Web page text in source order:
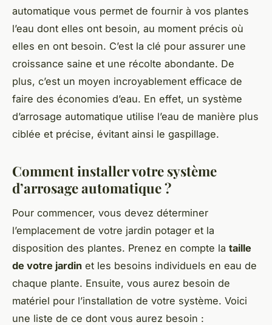
automatique vous permet de fournir à vos plantes
l’eau dont elles ont besoin, au moment précis où
elles en ont besoin. C’est la clé pour assurer une
croissance saine et une récolte abondante. De
plus, c’est un moyen incroyablement efficace de
faire des économies d’eau. En effet, un système
d’arrosage automatique utilise l’eau de manière plus
ciblée et précise, évitant ainsi le gaspillage.
Comment installer votre système
d’arrosage automatique ?
Pour commencer, vous devez déterminer
l’emplacement de votre jardin potager et la
disposition des plantes. Prenez en compte la taille
de votre jardin et les besoins individuels en eau de
chaque plante. Ensuite, vous aurez besoin de
matériel pour l’installation de votre système. Voici
une liste de ce dont vous aurez besoin :